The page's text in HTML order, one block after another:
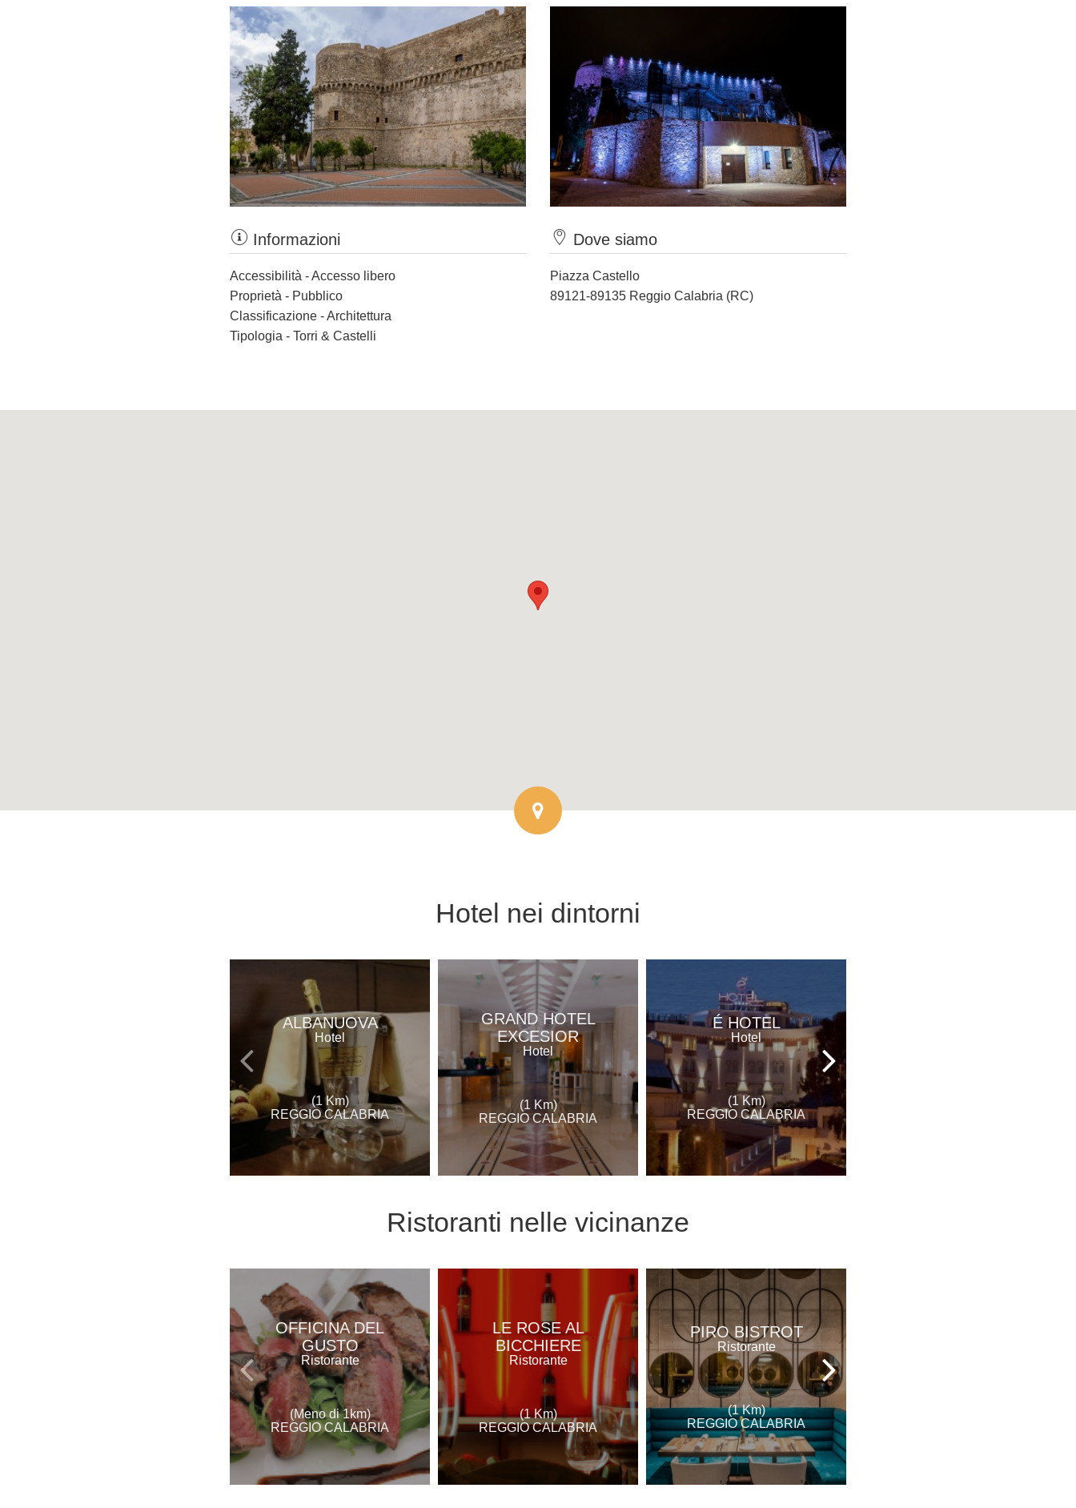
Informazioni
Accessibilità - Accesso libero
Proprietà - Pubblico
Classificazione - Architettura
Tipologia - Torri & Castelli
Dove siamo
Piazza Castello
89121-89135 Reggio Calabria (RC)
Hotel nei dintorni
ALBANUOVA
Hotel
(1 Km)
REGGIO CALABRIA
GRAND HOTEL
EXCESIOR
Hotel
(1 Km)
REGGIO CALABRIA
É HOTEL
Hotel
(1 Km)
REGGIO CALABRIA
Ristoranti nelle vicinanze
OFFICINA DEL
GUSTO
Ristorante
(Meno di 1km)
REGGIO CALABRIA
LE ROSE AL
BICCHIERE
Ristorante
(1 Km)
REGGIO CALABRIA
PIRO BISTROT
Ristorante
(1 Km)
REGGIO CALABRIA